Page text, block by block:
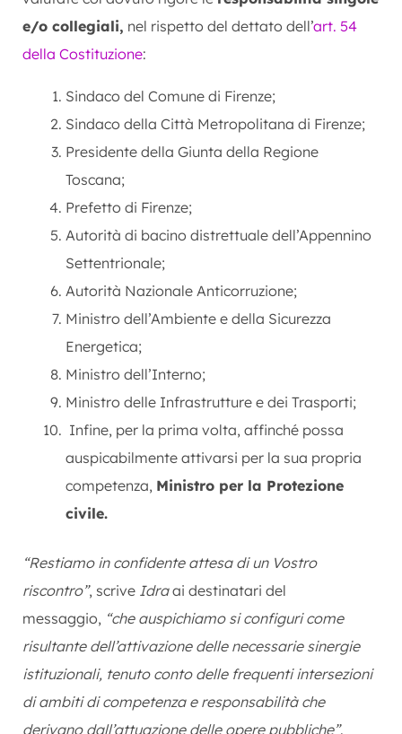
e/o collegiali, nel rispetto del dettato dell’art. 54
della Costituzione:
Sindaco del Comune di Firenze;
Sindaco della Città Metropolitana di Firenze;
Presidente della Giunta della Regione
Toscana;
Prefetto di Firenze;
Autorità di bacino distrettuale dell’Appennino
Settentrionale;
Autorità Nazionale Anticorruzione;
Ministro dell’Ambiente e della Sicurezza
Energetica;
Ministro dell’Interno;
Ministro delle Infrastrutture e dei Trasporti;
Infine, per la prima volta, affinché possa
auspicabilmente attivarsi per la sua propria
competenza, Ministro per la Protezione
civile.
“Restiamo in confidente attesa di un Vostro
riscontro”, scrive Idraai destinatari del
messaggio, “che auspichiamo si configuri come
risultante dell’attivazione delle necessarie sinergie
istituzionali, tenuto conto delle frequenti intersezioni
di ambiti di competenza e responsabilità che
derivano dall’attuazione delle opere pubbliche”.